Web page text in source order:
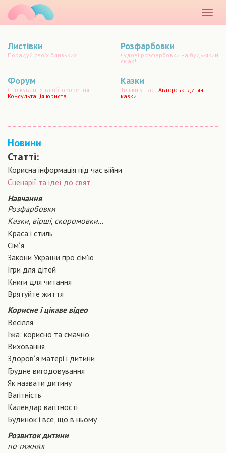
меню
Листівки
Порадуй своїх близьких!
Розфарбовки
чудові розфарбовки на будь-який
смак!
Форум
Спілкування та обговорення.
Консультація юриста!
Казки
Тільки у нас -Авторські дитячі
казки!
Новини
Статті:
Корисна інформація під час війни
Сценарiї та iдеї до свят
Навчання
Розфарбовки
Казки, вірші, скоромовки...
Краса і стиль
Сiм´я
Закони України про сiм'ю
Ігри для дітей
Книги для читання
Врятуйте життя
Корисне і цікаве відео
Весілля
Їжа: корисно та смачно
Виховання
Здоров´я матері і дитини
Грудне вигодовування
Як назвати дитину
Вагiтнiсть
Календар вагітності
Будинок і все, що в ньому
Розвиток дитини
по тижнях